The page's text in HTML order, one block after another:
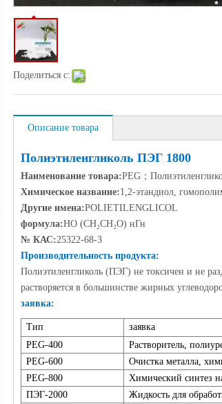
Диэтанолизопропаноламин 85%
Химическое название ： N, N-BIS (2-
HYDROXYETHYL)
ИЗОПРОПАНОЛАМИНДругое название
： Диэтанолизопропаноламин 85% /
DEIPA85%...
Поделиться с:
Описание товара
Полиэтиленгликоль ПЭГ 1800
Наименование товара:PEG ；
Химическое название:1,2-этандиол,
Другие имена:POLIETILENGLICOL
формула:HO (CH₂CH₂O) нГн
№ КАС:25322-68-3
Производительность продукта:
Полиэтиленгликоль (ПЭГ) не токсичен и не
растворяется в большинстве жирных
заявка:
Тип
заявка
PEG-400
Растворитель,
PEG-600
Очистка металла,
PEG-800
Химический синтез
ПЭГ-2000
Жидкость для